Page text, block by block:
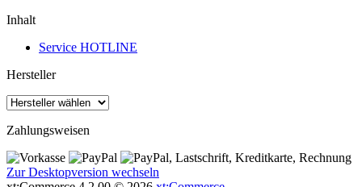
Inhalt
Service HOTLINE
Hersteller
Zahlungsweisen
Zur Desktopversion wechseln